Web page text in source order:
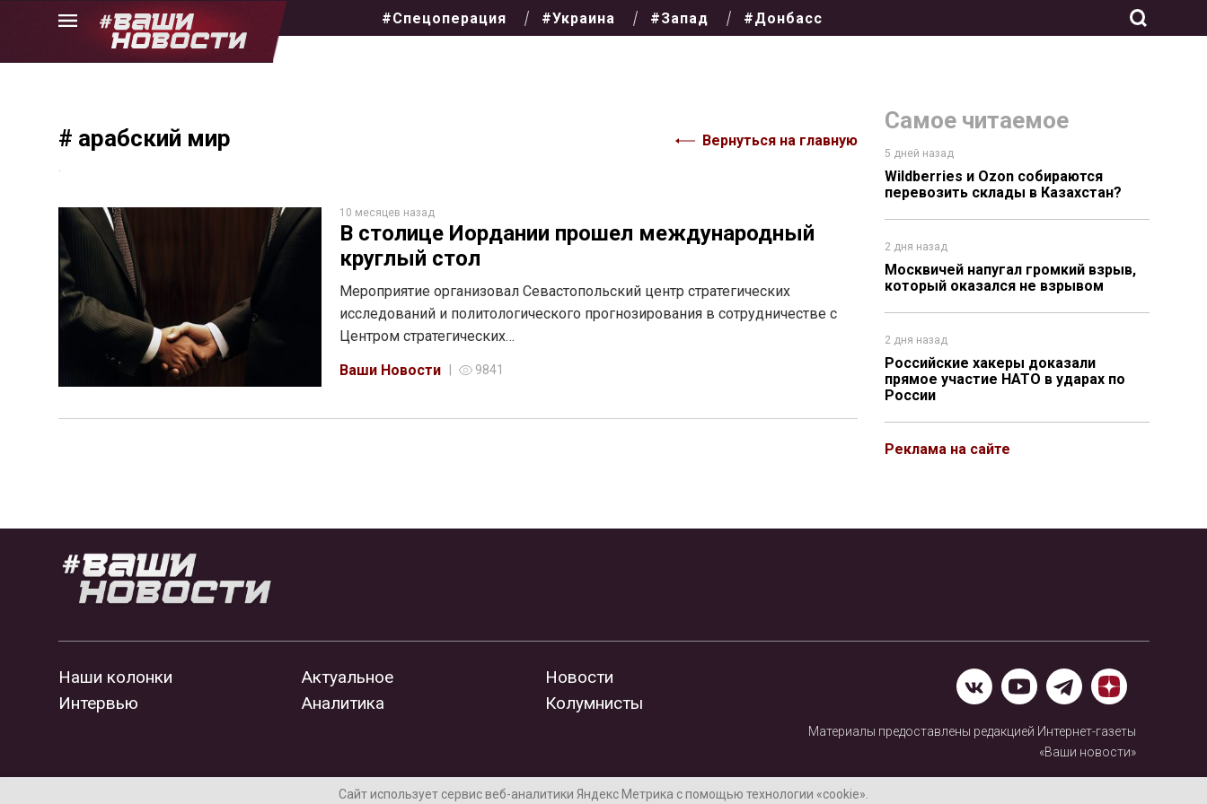
Skip
#Спецоперация #Украина #Запад #Донбасс
# арабский мир Вернуться на главную
10 месяцев назад
В столице Иордании прошел международный
круглый стол
Мероприятие организовал Севастопольский центр стратегических
исследований и политологического прогнозирования в сотрудничестве с
Центром стратегических…
Ваши Новости
9841
Самое читаемое
5 дней назад
Wildberries и Ozon собираются
перевозить склады в Казахстан?
2 дня назад
Москвичей напугал громкий взрыв,
который оказался не взрывом
2 дня назад
Российские хакеры доказали
прямое участие НАТО в ударах по
России
Реклама на сайте
Наши колонки
Интервью
Актуальное
Аналитика
Новости
Колумнисты
Материалы предоставлены редакцией Интернет-газеты
«Ваши новости»
Нашли ошибку? Выделите ее и нажмите Ctrl+Enter
Сайт использует сервис веб-аналитики Яндекс Метрика с помощью технологии «cookie».